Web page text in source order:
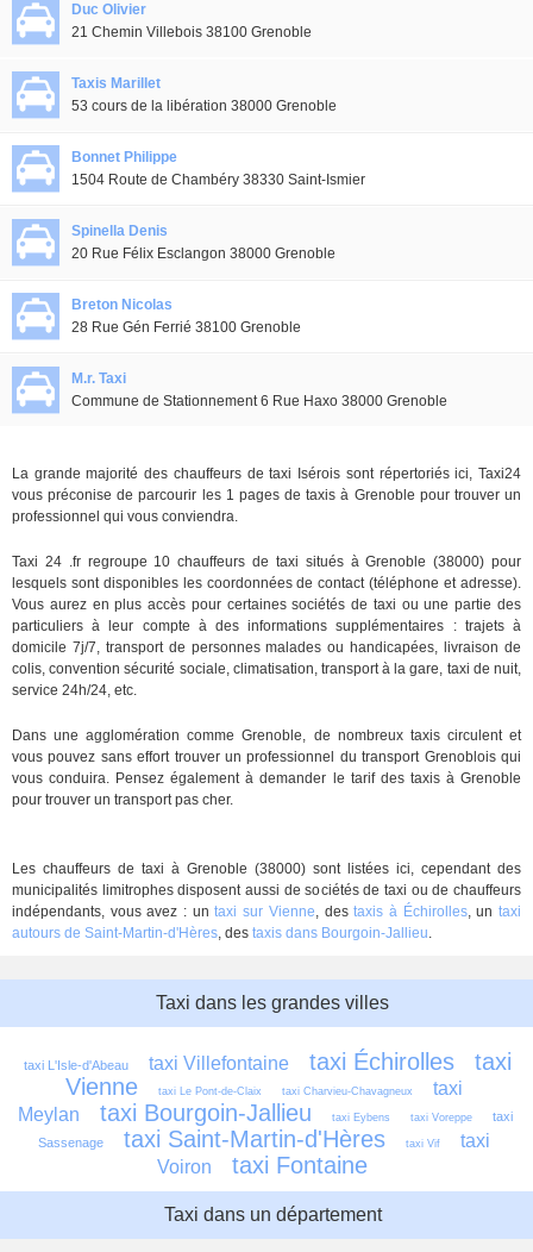
Duc Olivier
21 Chemin Villebois 38100 Grenoble
Taxis Marillet
53 cours de la libération 38000 Grenoble
Bonnet Philippe
1504 Route de Chambéry 38330 Saint-Ismier
Spinella Denis
20 Rue Félix Esclangon 38000 Grenoble
Breton Nicolas
28 Rue Gén Ferrié 38100 Grenoble
M.r. Taxi
Commune de Stationnement 6 Rue Haxo 38000 Grenoble
La grande majorité des chauffeurs de taxi Isérois sont répertoriés ici, Taxi24
vous préconise de parcourir les 1 pages de taxis à Grenoble pour trouver un
professionnel qui vous conviendra.
Taxi 24 .fr regroupe 10 chauffeurs de taxi situés à Grenoble (38000) pour
lesquels sont disponibles les coordonnées de contact (téléphone et adresse).
Vous aurez en plus accès pour certaines sociétés de taxi ou une partie des
particuliers à leur compte à des informations supplémentaires : trajets à
domicile 7j/7, transport de personnes malades ou handicapées, livraison de
colis, convention sécurité sociale, climatisation, transport à la gare, taxi de nuit,
service 24h/24, etc.
Dans une agglomération comme Grenoble, de nombreux taxis circulent et
vous pouvez sans effort trouver un professionnel du transport Grenoblois qui
vous conduira. Pensez également à demander le tarif des taxis à Grenoble
pour trouver un transport pas cher.
Les chauffeurs de taxi à Grenoble (38000) sont listées ici, cependant des
municipalités limitrophes disposent aussi de sociétés de taxi ou de chauffeurs
indépendants, vous avez : untaxi sur Vienne, destaxis à Échirolles, untaxi
autours de Saint-Martin-d'Hères, des taxis dans Bourgoin-Jallieu.
Taxi dans les grandes villes
taxi L'Isle-d'Abeau taxi Villefontaine taxi Échirolles
taxi
Vienne
taxi Le Pont-de-Claix taxi Charvieu-Chavagneux
taxi
Meylan
taxi Bourgoin-Jallieu taxi Eybens taxi Voreppe
taxi
Sassenage
taxi Saint-Martin-d'Hères taxi Vif
taxi
Voiron
taxi Fontaine
Taxi dans un département